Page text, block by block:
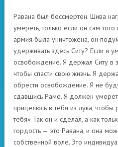
Равана был бессмертен. Шива
умереть, только если он сам
армия была уничтожена, он
удерживать здесь Ситу? Если я
освобождение. Я держал Ситу в
чтобы спасти свою жизнь. Я
обрести освобождение. Я не
сдавшись Раме. Я должен
прицелюсь в тебя из лука, чтобы
тебя» Так он и сделал, а как
гордость — это Равана, и она
собственной воле. Это